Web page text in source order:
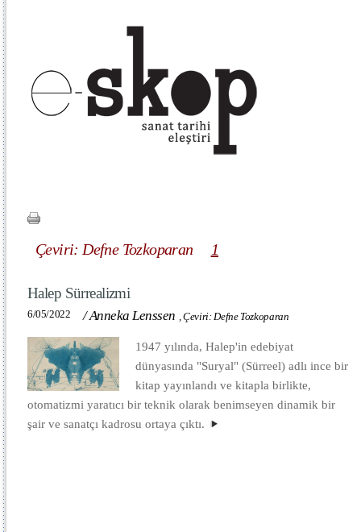
Çeviri: Defne Tozkoparan 1
Halep Sürrealizmi
6/05/2022 /Anneka Lenssen ,Çeviri: Defne Tozkoparan
1947 yılında, Halep'in edebiyat
dünyasında "Suryal" (Sürreel) adlı ince bir
kitap yayınlandı ve kitapla birlikte,
otomatizmi yaratıcı bir teknik olarak benimseyen dinamik bir
şair ve sanatçı kadrosu ortaya çıktı.